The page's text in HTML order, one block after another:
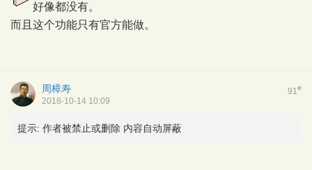
好像都没有。
而且这个功能只有官方能做。
91#
周樟寿
2018-10-14 10:09
提示: 作者被禁止或删除 内容自动屏蔽